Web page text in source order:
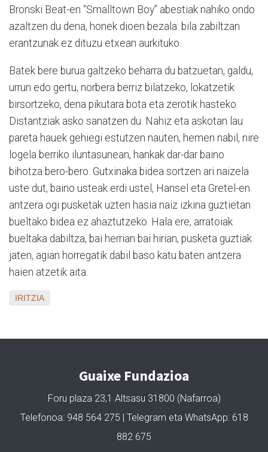
Bronski Beat-en “Smalltown Boy” abestiak nahiko ondo
azaltzen du dena, honek dioen bezala: bila zabiltzan
erantzunak ez dituzu etxean aurkituko.
Batek bere burua galtzeko beharra du batzuetan, galdu,
urrun edo gertu, norbera berriz bilatzeko, lokatzetik
birsortzeko, dena pikutara bota eta zerotik hasteko.
Distantziak asko sanatzen du. Nahiz eta askotan lau
pareta hauek gehiegi estutzen nauten, hemen nabil, nire
logela berriko iluntasunean, hankak dar-dar baino
bihotza bero-bero. Gutxinaka bidea sortzen ari naizela
uste dut, baino usteak erdi ustel, Hansel eta Gretel-en
antzera ogi pusketak uzten hasia naiz izkina guztietan
bueltako bidea ez ahaztutzeko. Hala ere, arratoiak
bueltaka dabiltza, bai herrian bai hirian, pusketa guztiak
jaten, agian horregatik dabil baso katu baten antzera
haien atzetik aita.
IRITZIA
Guaixe Fundazioa
Foru plaza 23,1 Altsasu 31800 (Nafarroa)
Telefonoa: 948 564 275 | Telegram eta WhatsApp: 618
882 675